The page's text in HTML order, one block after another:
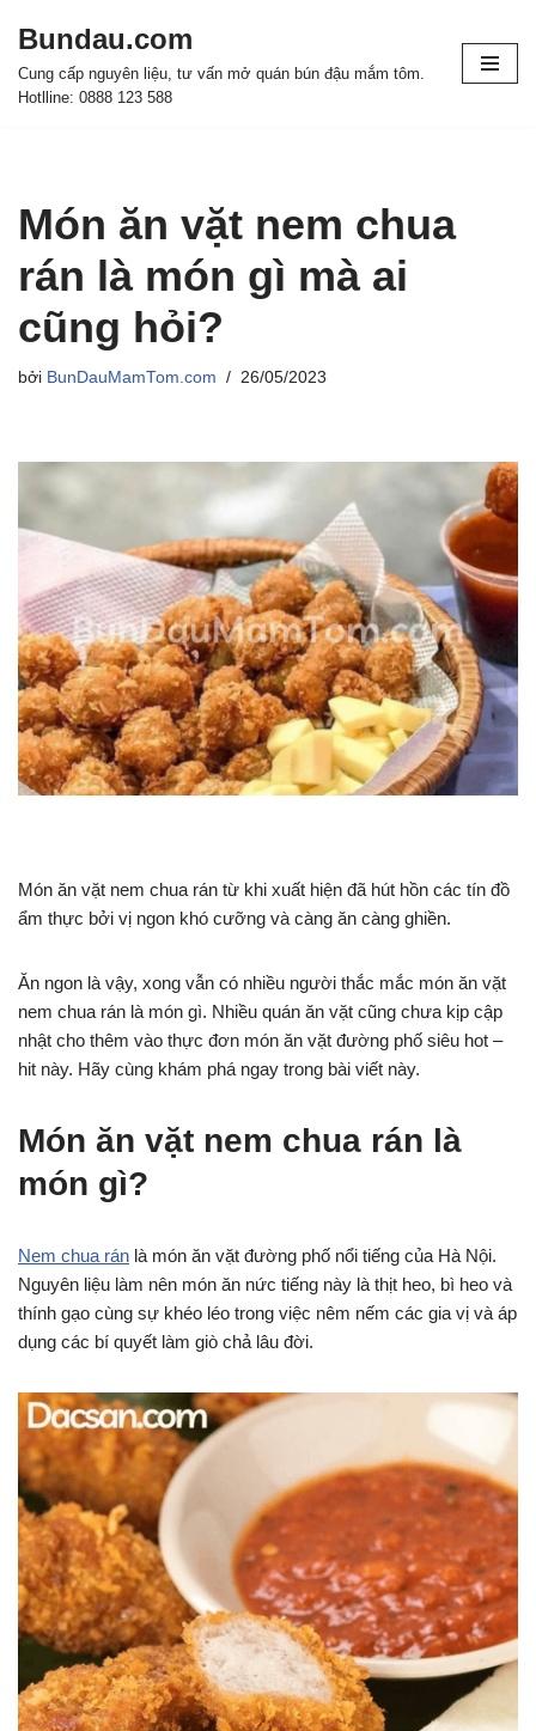
Chuyển
tới
Bundau.com
Cung cấp nguyên liệu, tư vấn mở quán bún đậu mắm tôm.
Hotlline: 0888 123 588
Món ăn vặt nem chua
rán là món gì mà ai
cũng hỏi?
bởi BunDauMamTom.com 26/05/2023
Món ăn vặt nem chua rán từ khi xuất hiện đã hút hồn các tín đồ
ẩm thực bởi vị ngon khó cưỡng và càng ăn càng ghiền.
Ăn ngon là vậy, xong vẫn có nhiều người thắc mắc món ăn vặt
nem chua rán là món gì. Nhiều quán ăn vặt cũng chưa kịp cập
nhật cho thêm vào thực đơn món ăn vặt đường phố siêu hot –
hit này. Hãy cùng khám phá ngay trong bài viết này.
Món ăn vặt nem chua rán là
món gì?
Nem chua rán là món ăn vặt đường phố nổi tiếng của Hà Nội.
Nguyên liệu làm nên món ăn nức tiếng này là thịt heo, bì heo và
thính gạo cùng sự khéo léo trong việc nêm nếm các gia vị và áp
dụng các bí quyết làm giò chả lâu đời.